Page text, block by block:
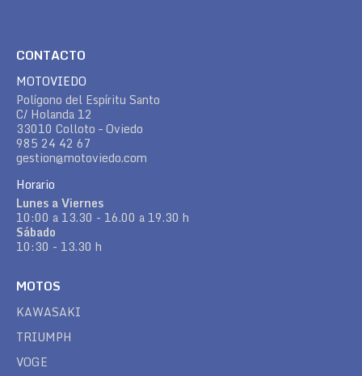
CONTACTO
MOTOVIEDO
Polígono del Espíritu Santo
C/ Holanda 12
33010 Colloto – Oviedo
985 24 42 67
gestion@motoviedo.com
Horario
Lunes a Viernes
10:00 a 13.30 - 16.00 a 19.30 h
Sábado
10:30 - 13.30 h
MOTOS
KAWASAKI
TRIUMPH
VOGE